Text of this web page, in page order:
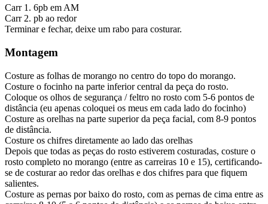
Carr 1. 6pb em AM
Carr 2. pb ao redor
Terminar e fechar, deixe um rabo para costurar.
Montagem
Costure as folhas de morango no centro do topo do morango.
Costure o focinho na parte inferior central da peça do rosto.
Coloque os olhos de segurança / feltro no rosto com 5-6 pontos de
distância (eu apenas coloquei os meus em cada lado do focinho)
Costure as orelhas na parte superior da peça facial, com 8-9 pontos
de distância.
Costure os chifres diretamente ao lado das orelhas
Depois que todas as peças do rosto estiverem costuradas, costure o
rosto completo no morango (entre as carreiras 10 e 15), certificando-
se de costurar ao redor das orelhas e dos chifres para que fiquem
salientes.
Costure as pernas por baixo do rosto, com as pernas de cima entre as